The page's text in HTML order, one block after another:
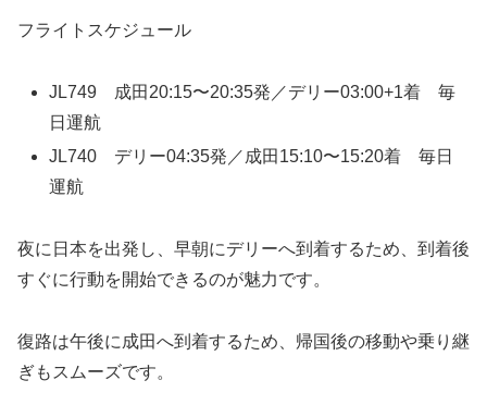
フライトスケジュール
JL749 成田20:15〜20:35発／デリー03:00+1着 毎
日運航
JL740 デリー04:35発／成田15:10〜15:20着 毎日
運航
夜に日本を出発し、早朝にデリーへ到着するため、到着後
すぐに行動を開始できるのが魅力です。
復路は午後に成田へ到着するため、帰国後の移動や乗り継
ぎもスムーズです。